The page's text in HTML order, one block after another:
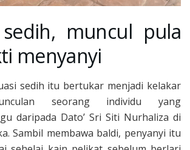
muncul pula
menyanyi
sedih itu bertukar menjadi kelakar
seorang individu yang
daripada Dato’ Sri Siti Nurhaliza di
Sambil membawa baldi, penyanyi itu